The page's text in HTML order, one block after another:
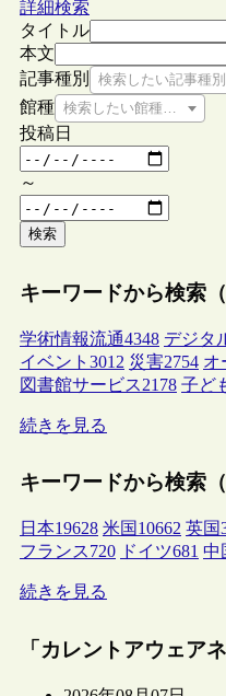
詳細検索
タイトル
本文
記事種別
検索したい記事種
館種 検索したい館種を選択し
投稿日
～
検索
キーワードから検索（
学術情報流通4348 デジタ
イベント 3012 災害2754 オ
図書館サービス2178 子ど
続きを見る
キーワードから検索（
日本19628 米国 10662 英国
フランス720 ドイツ681 中
続きを見る
「カレントアウェア